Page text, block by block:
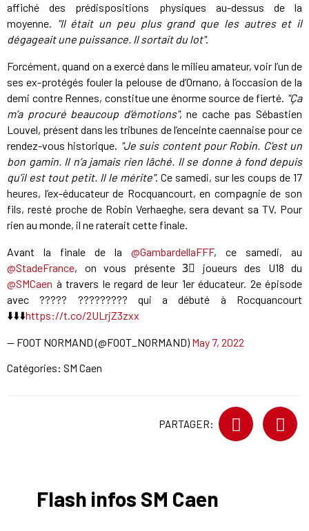
affiché des prédispositions physiques au-dessus de la
moyenne. "Il était un peu plus grand que les autres et il
dégageait une puissance. Il sortait du lot".
Forcément, quand on a exercé dans le milieu amateur, voir l’un de
ses ex-protégés fouler la pelouse de d’Ornano, à l’occasion de la
demi contre Rennes, constitue une énorme source de fierté. "Ça
m’a procuré beaucoup d’émotions", ne cache pas Sébastien
Louvel, présent dans les tribunes de l’enceinte caennaise pour ce
rendez-vous historique. "Je suis content pour Robin. C’est un
bon gamin. Il n’a jamais rien lâché. Il se donne à fond depuis
qu’il est tout petit. Il le mérite". Ce samedi, sur les coups de 17
heures, l’ex-éducateur de Rocquancourt, en compagnie de son
fils, resté proche de Robin Verhaeghe, sera devant sa TV. Pour
rien au monde, il ne raterait cette finale.
Avant la finale de la @GambardellaFFF, ce samedi, au
@StadeFrance, on vous présente 3⃣ joueurs des U18 du
@SMCaen à travers le regard de leur 1er éducateur. 2e épisode
avec ????? ????????? qui a débuté à Rocquancourt
⬇️⬇️⬇️https://t.co/2ULrjZ3zxx
— FOOT NORMAND (@FOOT_NORMAND) May 7, 2022
Catégories: SM Caen
PARTAGER:
Flash infos SM Caen